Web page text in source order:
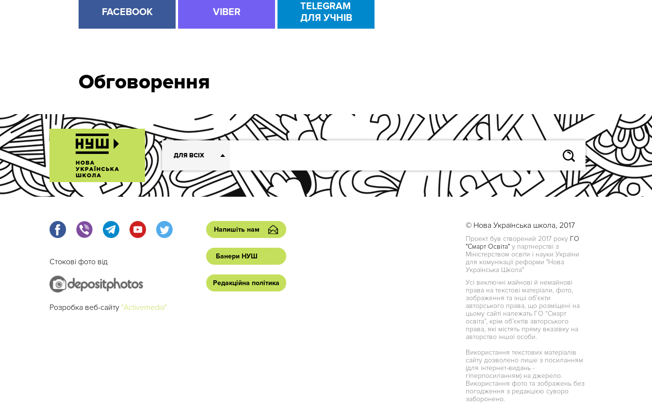
FACEBOOK VIBER
TELEGRAM
ДЛЯ УЧНІВ
Обговорення
ДЛЯ ВСІХ
Стокові фото від
Розробка веб-сайту "Activemedia"
Напишіть нам
Банери НУШ
Редакційна політика
© Нова Українська школа, 2017
Проект був створений 2017 року ГО
"Смарт Освіта" у партнерстві з
Міністерством освіти і науки України
для комунікації реформи "Нова
Українська Школа"
Усі виключні майнові й немайнові
права на текстові матеріали, фото,
зображення та інші об’єкти
авторського права, що розміщені на
цьому сайті належать ГО “Смарт
освіта”, крім об’єктів авторського
права, які містять пряму вказівку на
авторство іншої особи.
Використання текстових матеріалів
сайту дозволено лише з посиланням
(для інтернет-видань -
гіперпосиланням) на джерело.
Використання фото та зображень без
погодження з редакцією суворо
заборонено.